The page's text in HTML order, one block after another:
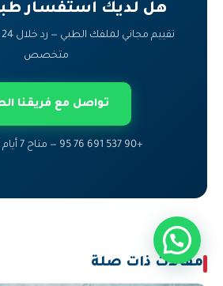
هل لديك استفسار
متخصص
تواصل مع فريقنا
+90 537 691 76 95 — متاح 7 أيام في الأسبوع
مقالات ذات صلة